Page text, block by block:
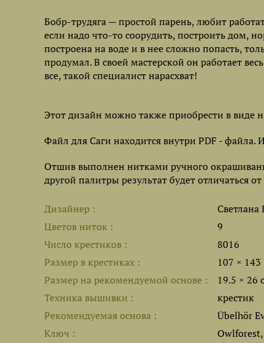
Бобр-трудяга — простой парень, любит
если надо что-то соорудить, построить дом,
построена на воде и в нее сложно попасть,
продумал. В своей мастерской он работает
все, такой специалист нарасхват!
Этот дизайн можно также приобрести в виде
Файл для Саги находится внутри PDF - файла.
Отшив выполнен нитками ручного
другой палитры результат будет отличаться
Дизайнер
Светлана
Цветов ниток
9
Число крестиков
8016
Размер в крестиках
107 × 143
Размер на рекомендуемой основе
19.5 × 26
Техника вышивки
крестик
Рекомендуемая основа
Übelhör
Ключ